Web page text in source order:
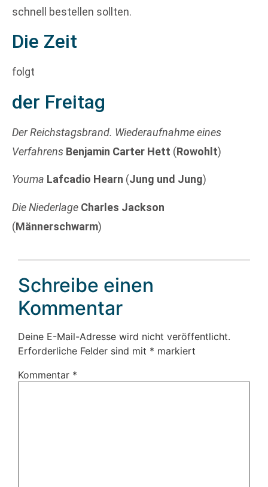
schnell bestellen sollten.
Die Zeit
folgt
der Freitag
Der Reichstagsbrand. Wiederaufnahme eines
Verfahrens Benjamin Carter Hett (Rowohlt)
Youma Lafcadio Hearn (Jung und Jung)
Die Niederlage Charles Jackson
(Männerschwarm)
Schreibe einen
Kommentar
Deine E-Mail-Adresse wird nicht veröffentlicht.
Erforderliche Felder sind mit * markiert
Kommentar *